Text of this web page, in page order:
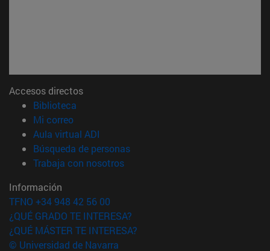
Accesos directos
Biblioteca
Mi correo(abre en nueva ventana)
Aula virtual ADI
Búsqueda de personas(abre en nueva ventana)
Trabaja con nosotros(abre en nueva ventana)
Información
TFNO +34 948 42 56 00
¿QUÉ GRADO TE INTERESA?
¿QUÉ MÁSTER TE INTERESA?
© Universidad de Navarra